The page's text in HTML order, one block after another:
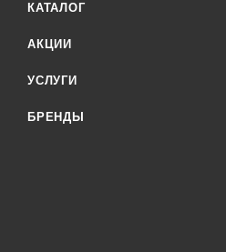
КАТАЛОГ
АКЦИИ
УСЛУГИ
БРЕНДЫ